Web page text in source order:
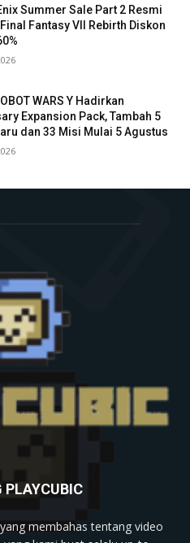
Summer Sale Part 2 Resmi
Fantasy VII Rebirth Diskon
WARS Y Hadirkan
Expansion Pack, Tambah 5
dan 33 Misi Mulai 5 Agustus
PLAYCUBIC
membahas tentang video